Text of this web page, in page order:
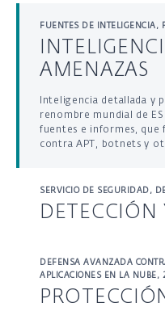
FUENTES DE INTELIGENCIA,
AMENAZAS
Inteligencia detallada y
renombre mundial de
fuentes e informes, que
contra APT, botnets y
SERVICIO DE SEGURIDAD,
DETECCIÓN
cibernéticos y visibilidad
través de la detección y
ESET.
DEFENSA AVANZADA
APLICACIONES EN LA NUBE,